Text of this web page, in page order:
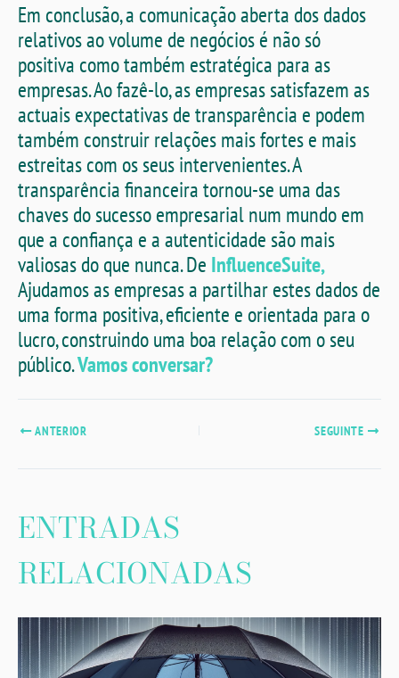
Em conclusão, a comunicação aberta dos dados
relativos ao volume de negócios é não só
positiva como também estratégica para as
empresas. Ao fazê-lo, as empresas satisfazem as
actuais expectativas de transparência e podem
também construir relações mais fortes e mais
estreitas com os seus intervenientes. A
transparência financeira tornou-se uma das
chaves do sucesso empresarial num mundo em
que a confiança e a autenticidade são mais
valiosas do que nunca. De InfluenceSuite,
Ajudamos as empresas a partilhar estes dados de
uma forma positiva, eficiente e orientada para o
lucro, construindo uma boa relação com o seu
público.Vamos conversar?
ANTERIOR SEGUINTE
ENTRADAS
RELACIONADAS